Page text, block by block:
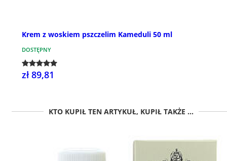
Krem z woskiem pszczelim Kameduli 50 ml
DOSTĘPNY
zł 89,81
KTO KUPIŁ TEN ARTYKUŁ, KUPIŁ TAKŻE ...